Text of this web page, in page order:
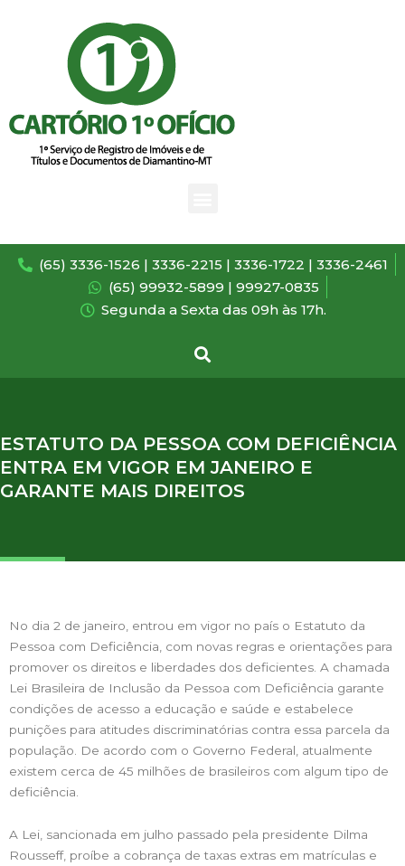
(65) 3336-1526 | 3336-2215 | 3336-1722 | 3336-2461
(65) 99932-5899 | 99927-0835
Segunda a Sexta das 09h às 17h.
ESTATUTO DA PESSOA COM DEFICIÊNCIA
ENTRA EM VIGOR EM JANEIRO E
GARANTE MAIS DIREITOS
No dia 2 de janeiro, entrou em vigor no país o Estatuto da
Pessoa com Deficiência, com novas regras e orientações para
promover os direitos e liberdades dos deficientes. A chamada
Lei Brasileira de Inclusão da Pessoa com Deficiência garante
condições de acesso a educação e saúde e estabelece
punições para atitudes discriminatórias contra essa parcela da
população. De acordo com o Governo Federal, atualmente
existem cerca de 45 milhões de brasileiros com algum tipo de
deficiência.
A Lei, sancionada em julho passado pela presidente Dilma
Rousseff, proíbe a cobrança de taxas extras em matrículas e